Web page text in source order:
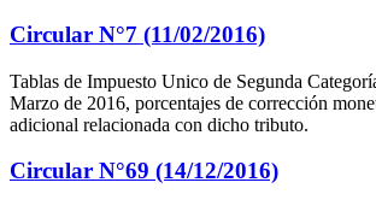
Circular N°7 (11/02/2016)
Tablas de Impuesto Unico de Segunda
Marzo de 2016, porcentajes de corrección
adicional relacionada con dicho tributo.
Circular N°69 (14/12/2016)